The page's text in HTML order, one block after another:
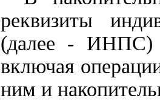
реквизиты
(далее - ИНПС)
включая
ним и